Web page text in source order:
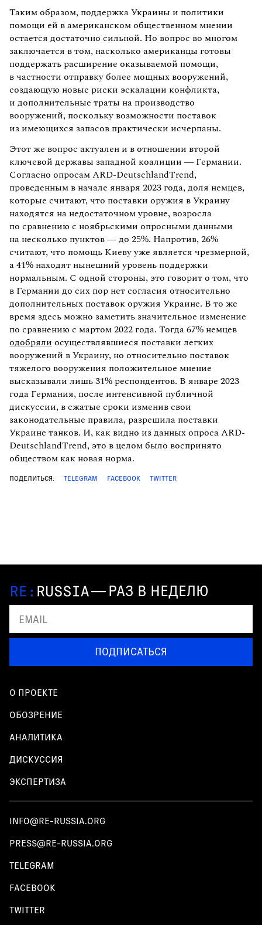
Таким образом, поддержка Украины и политики
помощи ей в американском общественном мнении
остается достаточно сильной. Но вопрос во многом
заключается в том, насколько американцы готовы
поддержать расширение оказываемой помощи,
в частности отправку более мощных вооружений,
создающую новые риски эскалации конфликта,
и дополнительные траты на производство
вооружений, поскольку возможности поставок
из имеющихся запасов практически исчерпаны.
Этот же вопрос актуален и в отношении второй
ключевой державы западной коалиции — Германии.
Согласно опросам ARD-DeutschlandTrend,
проведенным в начале января 2023 года, доля немцев,
которые считают, что поставки оружия в Украину
находятся на недостаточном уровне, возросла
по сравнению с ноябрьскими опросными данными
на несколько пунктов — до 25%. Напротив, 26%
считают, что помощь Киеву уже является чрезмерной,
а 41% находят нынешний уровень поддержки
нормальным. С одной стороны, это говорит о том, что
в Германии до сих пор нет согласия относительно
дополнительных поставок оружия Украине. В то же
время здесь можно заметить значительное изменение
по сравнению с мартом 2022 года. Тогда 67% немцев
одобряли осуществлявшиеся поставки легких
вооружений в Украину, но относительно поставок
тяжелого вооружения положительное мнение
высказывали лишь 31% респондентов. В январе 2023
года Германия, после интенсивной публичной
дискуссии, в сжатые сроки изменив свои
законодательные правила, разрешила поставки
Украине танков. И, как видно из данных опроса ARD-
DeutschlandTrend, это в целом было воспринято
обществом как новая норма.
ПОДЕЛИТЬСЯ: TELEGRAM FACEBOOK TWITTER
— РАЗ В НЕДЕЛЮ
ПОДПИСАТЬСЯ
О ПРОЕКТЕ
ОБОЗРЕНИЕ
АНАЛИТИКА
ДИСКУССИЯ
ЭКСПЕРТИЗА
INFO@RE-RUSSIA.ORG
PRESS@RE-RUSSIA.ORG
TELEGRAM
FACEBOOK
TWITTER